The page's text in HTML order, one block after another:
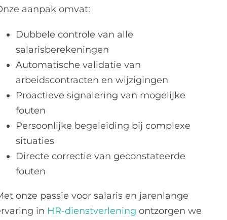
aanpak omvat:
Dubbele controle van alle
salarisberekeningen
Automatische validatie van
arbeidscontracten en wijzigingen
Proactieve signalering van mogelijke
fouten
Persoonlijke begeleiding bij complexe
situaties
Directe correctie van geconstateerde
fouten
onze passie voor salaris en jarenlange
in HR-dienstverlening ontzorgen we